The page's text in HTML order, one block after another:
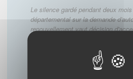
Le silence gardé pendant deux
départemental sur la demande
renouvellement vaut décision
étudiant en médecine, dans les
du code de la santé